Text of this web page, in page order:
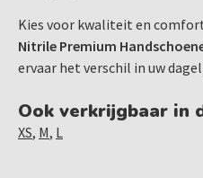
Kies voor kwaliteit en
Nitrile Premium
ervaar het verschil in uw
Ook verkrijgbaar in
XS, M, L